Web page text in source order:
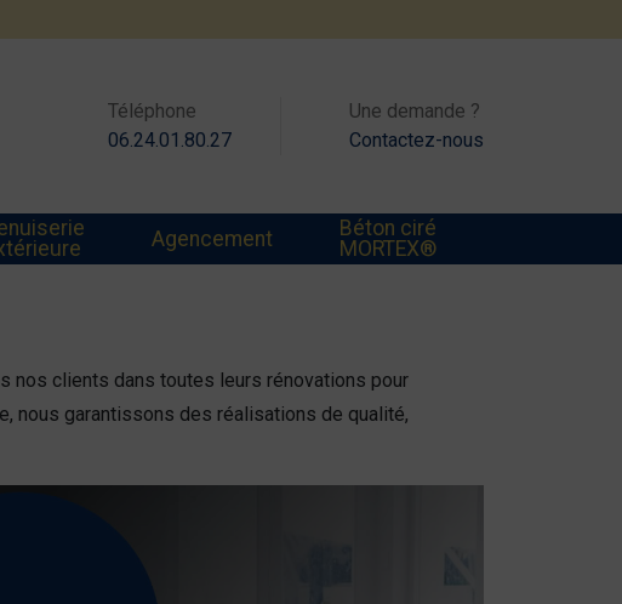
Téléphone
06.24.01.80.27
Une demande ?
Contactez-nous
Agencement
Béton ciré
MORTEX®
nos clients dans toutes leurs rénovations pour
nous garantissons des réalisations de qualité,